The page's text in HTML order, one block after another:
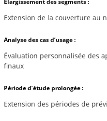
Extension de la couverture au
Analyse des cas d’usage :
Évaluation personnalisée des
finaux
Période d’étude prolongée :
Extension des périodes de